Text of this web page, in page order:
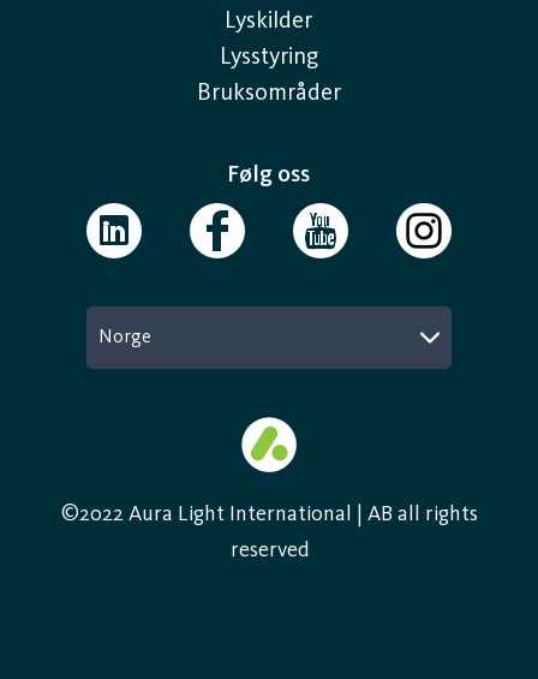
Lyskilder
Lysstyring
Bruksområder
Følg oss
Norge
©2022 Aura Light International | AB all rights
reserved